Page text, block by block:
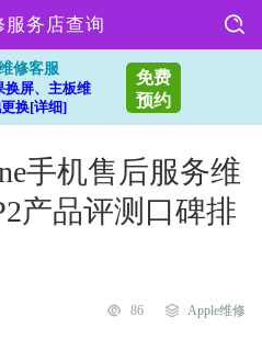
服务店查询
修客服
换屏、主板维
换[详细]
免费
预约
手机售后服务维
产品评测口碑排
86 Apple维修